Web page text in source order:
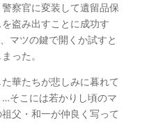
察官に変装して遺留品保
盗み出すことに成功す
マツの鍵で開くか試すと
った。
華たちが悲しみに暮れて
そこには若かりし頃のマ
父・和一が仲良く写って